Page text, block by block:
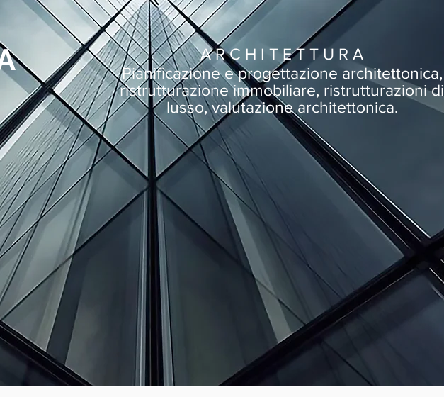
A R C H I T E T T U R A
Pianificazione e progettazione architettonica,
ristrutturazione immobiliare, ristrutturazioni di
lusso, valutazione architettonica.